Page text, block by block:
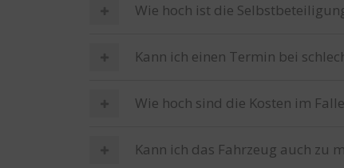
Wie hoch ist die
Kann ich einen Termin bei
Wie hoch sind die Kosten im
Kann ich das Fahrzeug auch zu